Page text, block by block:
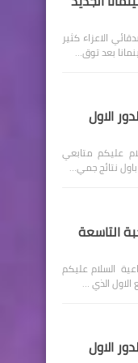
الاعزاء كثير
بعد توق…
الاول
ابتدائي الدور الاول 2023 السلام عليكم متابعي
نتائج جمي…
التاسعة
السلام عليكم
الذي …
الاول
من